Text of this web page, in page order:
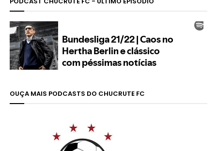
OUÇA MAIS PODCASTS DO CHUCRUTE FC